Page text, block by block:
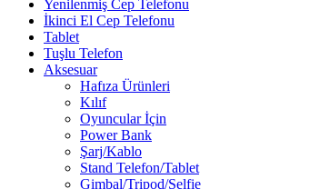
Yenilenmiş Cep Telefonu
İkinci El Cep Telefonu
Tablet
Tuşlu Telefon
Aksesuar
Hafıza Ürünleri
Kılıf
Oyuncular İçin
Power Bank
Şarj/Kablo
Stand Telefon/Tablet
Gimbal/Tripod/Selfie